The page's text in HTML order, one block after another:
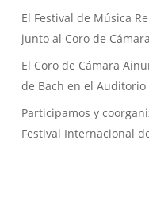
El Festival de Música
junto al Coro de
El Coro de Cámara
de Bach en el
Participamos y
Festival Internacional